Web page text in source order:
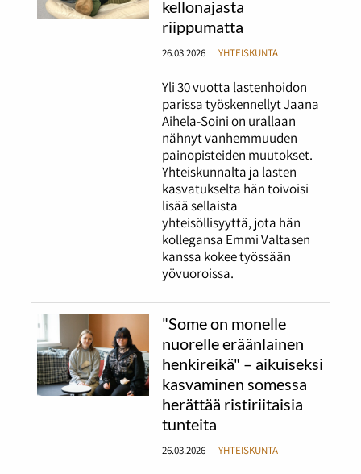
kellonajasta
riippumatta
26.03.2026 YHTEISKUNTA
Yli 30 vuotta lastenhoidon
parissa työskennellyt Jaana
Aihela-Soini on urallaan
nähnyt vanhemmuuden
painopisteiden muutokset.
Yhteiskunnalta ja lasten
kasvatukselta hän toivoisi
lisää sellaista
yhteisöllisyyttä, jota hän
kollegansa Emmi Valtasen
kanssa kokee työssään
yövuoroissa.
"Some on monelle
nuorelle eräänlainen
henkireikä" – aikuiseksi
kasvaminen somessa
herättää ristiriitaisia
tunteita
26.03.2026 YHTEISKUNTA